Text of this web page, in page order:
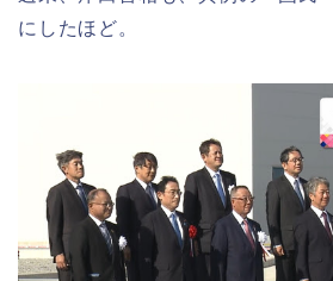
にしたほど。